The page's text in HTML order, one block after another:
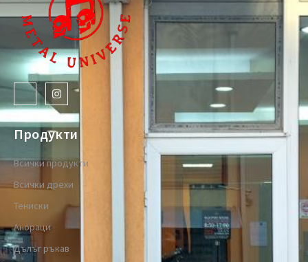
Продукти
Всички продукти
Всички дрехи
Тениски
Анораци
Дълъг ръкав